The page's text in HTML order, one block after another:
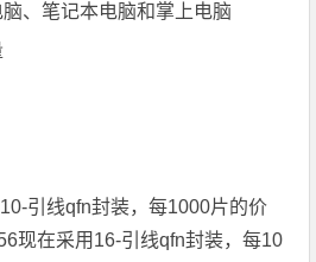
、笔记本电脑和掌上电脑
引线qfn封装，每1000片的价
现在采用16-引线qfn封装，每10